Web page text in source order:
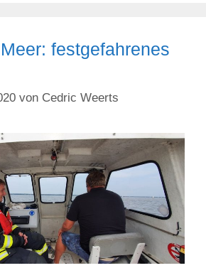
festgefahrenes
von Cedric Weerts